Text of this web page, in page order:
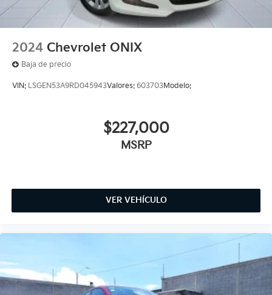
2024 Chevrolet ONIX
Baja de precio
VIN: LSGEN53A9RD045943Valores: 603703Modelo:
$227,000
MSRP
VER VEHÍCULO